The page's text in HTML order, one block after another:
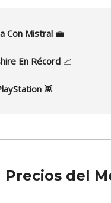
Con Mistral 💼
En Récord 📈
👾
Precios del